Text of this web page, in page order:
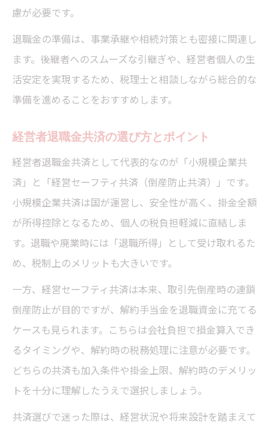
慮が必要です。
退職金の準備は、事業承継や相続対策とも密接に関連し
ます。後継者へのスムーズな引継ぎや、経営者個人の生
活安定を実現するため、税理士と相談しながら総合的な
準備を進めることをおすすめします。
経営者退職金共済の選び方とポイント
経営者退職金共済として代表的なのが「小規模企業共
済」と「経営セーフティ共済（倒産防止共済）」です。
小規模企業共済は国が運営し、安全性が高く、掛金全額
が所得控除となるため、個人の税負担軽減に直結しま
す。退職や廃業時には「退職所得」として受け取れるた
め、税制上のメリットも大きいです。
一方、経営セーフティ共済は本来、取引先倒産時の連鎖
倒産防止が目的ですが、解約手当金を退職資金に充てる
ケースも見られます。こちらは会社負担で損金算入でき
るタイミングや、解約時の税務処理に注意が必要です。
どちらの共済も加入条件や掛金上限、解約時のデメリッ
トを十分に理解したうえで選択しましょう。
共済選びで迷った際は、経営状況や将来設計を踏まえて